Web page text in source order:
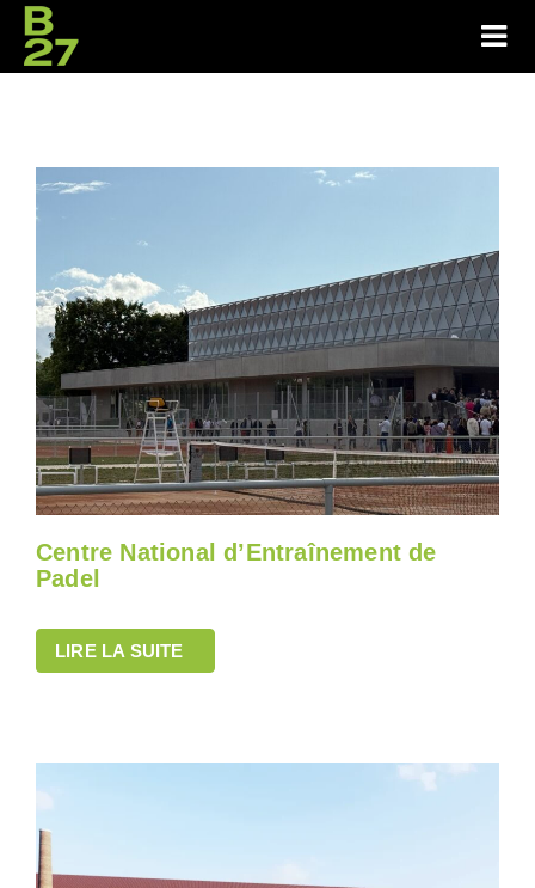
Centre National d’Entraînement de
Padel
LIRE LA SUITE